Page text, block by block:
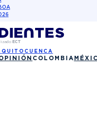
ECT
QUITO CUENCA
COLOMBIA